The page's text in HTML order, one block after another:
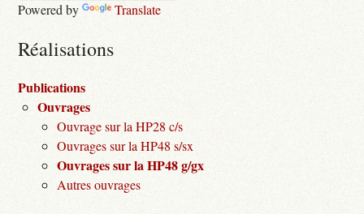
Powered by Translate
Réalisations
Publications
Ouvrages
Ouvrage sur la HP28 c/s
Ouvrages sur la HP48 s/sx
Ouvrages sur la HP48 g/gx
Autres ouvrages